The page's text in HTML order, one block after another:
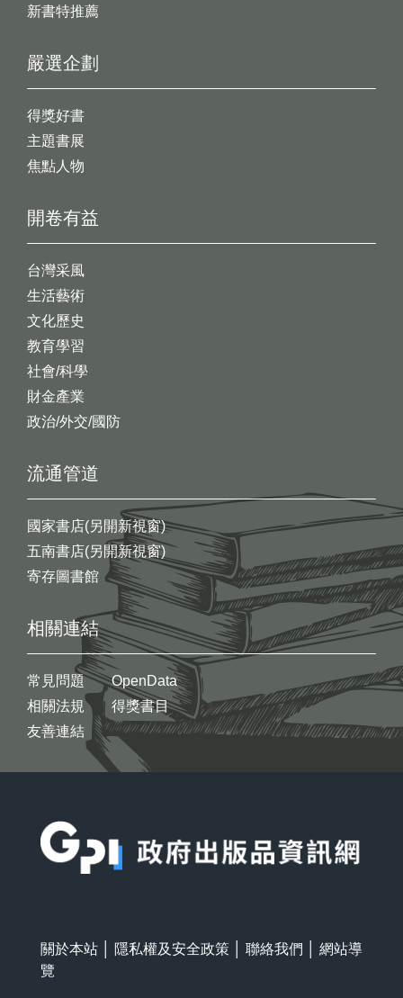
新書特推薦
開卷有益
台灣采風
生活藝術
文化歷史
教育學習
社會/科學
財金產業
政治/外交/國防
嚴選企劃
得獎好書
主題書展
焦點人物
流通管道
國家書店(另開新視窗)
五南書店(另開新視窗)
寄存圖書館
相關連結
常見問題
相關法規
友善連結
OpenData
得獎書目
關於本站 隱私權及安全政策 聯絡我們
網站導
覽